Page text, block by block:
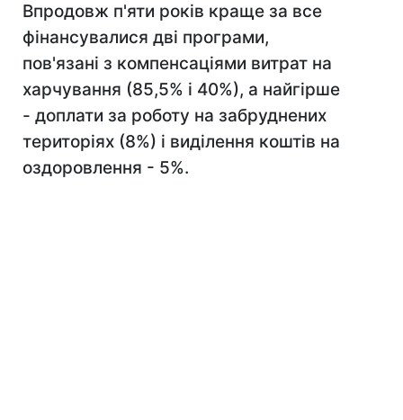
Впродовж п'яти років краще за все
фінансувалися дві програми,
пов'язані з компенсаціями витрат на
харчування (85,5% і 40%), а найгірше
- доплати за роботу на забруднених
територіях (8%) і виділення коштів на
оздоровлення - 5%.